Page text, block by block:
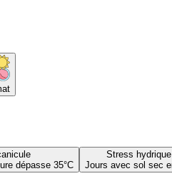
dépasse 35°C
Stress hydrique
Jours avec sol sec